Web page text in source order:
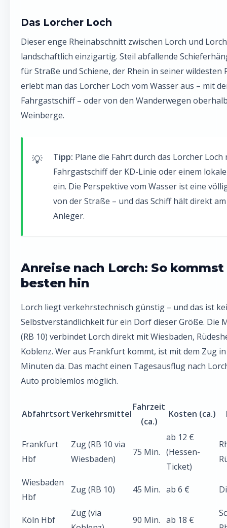
Das Lorcher Loch
Dieser enge Rheinabschnitt zwischen Lorch und
landschaftlich einzigartig. Steil abfallende
für Straße und Schiene, der Rhein in seiner wildesten
erlebt man das Lorcher Loch vom Wasser aus – mit
Fahrgastschiff – oder von den Wanderwegen
Weinberge.
Tipp: Plane die Fahrt durch das Lorcher Loch
Fahrgastschiff der KD-Linie oder einem
ein. Die Perspektive vom Wasser ist eine
von der Straße – und das Schiff hält direkt
Anleger.
Anreise nach Lorch: So
besten hin
Lorch liegt verkehrstechnisch günstig – und das ist
Selbstverständlichkeit für ein Dorf dieser Größe. Die
(RB 10) verbindet Lorch direkt mit Wiesbaden,
Koblenz. Wer aus Frankfurt kommt, ist mit dem Zug
Minuten da. Das macht einen Tagesausflug nach
Auto problemlos möglich.
AbfahrtsortVerkehrsmittel
Fahrzeit
(ca.)
Kosten (ca.)
Frankfurt
Hbf
Zug (RB 10 via
Wiesbaden)
75 Min.
ab 12 €
(Hessen-
Ticket)
Wiesbaden
Hbf
Zug (RB 10) 45 Min. ab 6 €
Köln Hbf
Zug (via
90 Min. ab 18 €